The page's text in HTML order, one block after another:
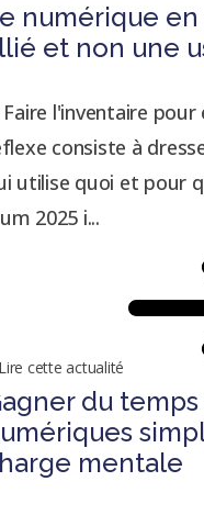
numérique
et non une
Faire l'inventaire
consiste à
utilise quoi et pour
2025 i...
cette actualité
du
mentale